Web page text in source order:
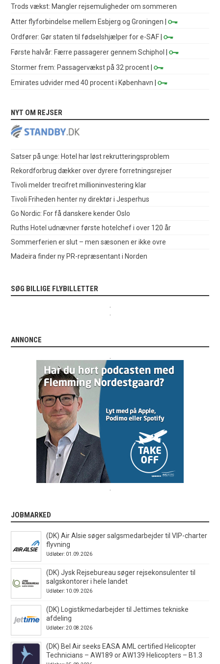
Trods vækst: Mangler rejsemuligheder om sommeren
Atter flyforbindelse mellem Esbjerg og Groningen |
Ordfører: Gør staten til fødselshjælper for e-SAF |
Første halvår: Færre passagerer gennem Schiphol
|
Stormer frem: Passagervækst på 32 procent |
Emirates udvider med 40 procent i København |
NYT OM REJSER
Satser på unge: Hotel har løst rekrutteringsproblem
Rekordforbrug dækker over dyrere forretningsrejser
Tivoli melder trecifret millioninvestering klar
Tivoli Friheden henter ny direktør i Jesperhus
Go Nordic: For få danskere kender Oslo
Ruths Hotel udnævner første hotelchef i over 120 år
Sommerferien er slut – men sæsonen er ikke ovre
Madeira finder ny PR-repræsentant i Norden
SØG BILLIGE FLYBILLETTER
ANNONCE
JOBMARKED
(DK) Air Alsie søger salgsmedarbejder til VIP-charter
flyvning
Udløber: 01.09.2026
(DK) Jysk Rejsebureau søger rejsekonsulenter til
salgskontorer i hele landet
Udløber: 10.09.2026
(DK) Logistikmedarbejder til Jettimes tekniske
afdeling
Udløber: 20.08.2026
(DK) Bel Air seeks EASA AML certified Helicopter
Technicians – AW189 or AW139 Helicopters – B1.3